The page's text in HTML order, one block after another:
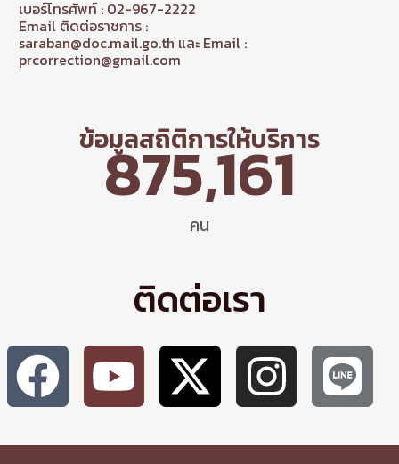
เบอร์โทรศัพท์ : 02-967-2222
Email ติดต่อราชการ :
saraban@doc.mail.go.th และ Email :
prcorrection@gmail.com
ข้อมูลสถิติการให้บริการ
คน
875,161
ติดต่อเรา